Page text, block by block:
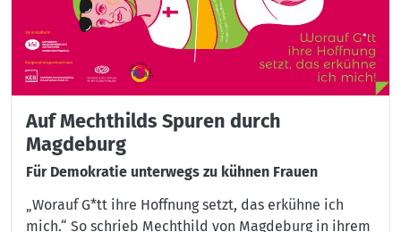
Auf Mechthilds Spuren durch
Magdeburg
Für Demokratie unterwegs zu kühnen Frauen
„Worauf G*tt ihre Hoffnung setzt, das erkühne ich
mich.“ So schrieb Mechthild von Magdeburg in ihrem